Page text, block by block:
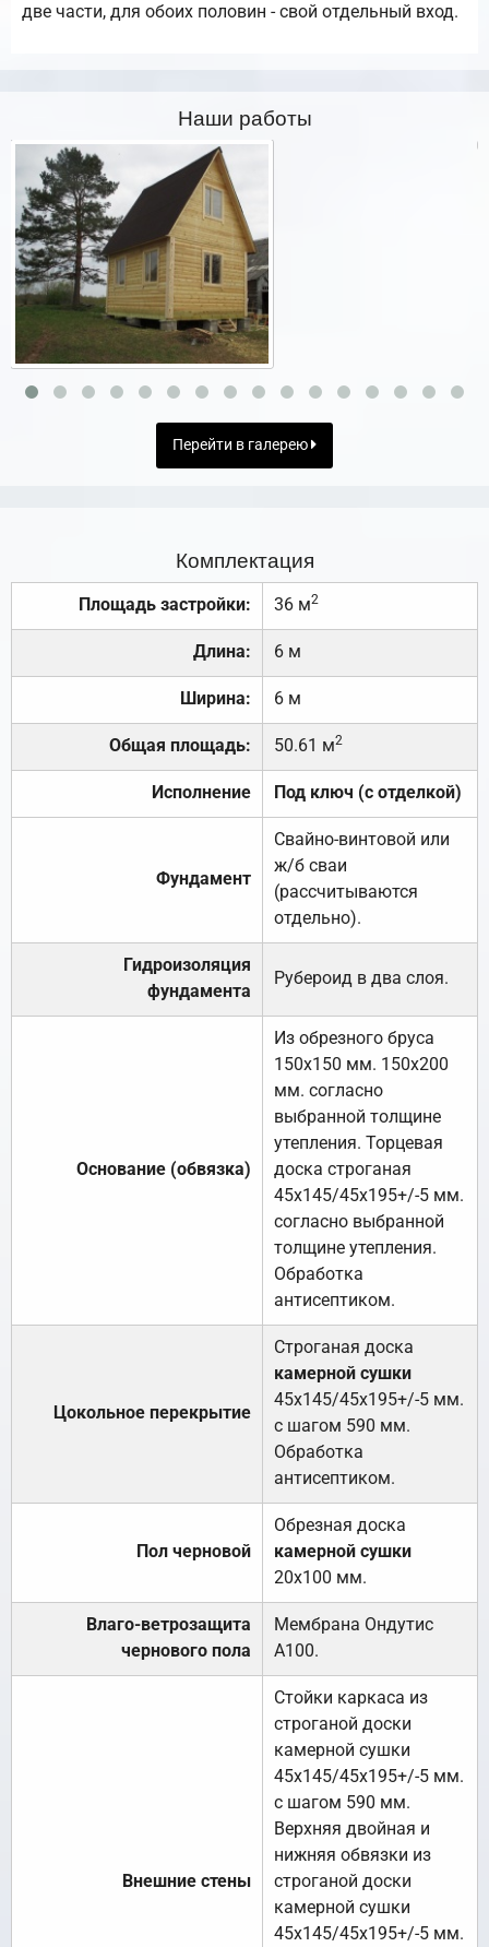
две части, для обоих половин - свой отдельный вход.
Наши работы
Перейти в галерею
Комплектация
Площадь застройки: 36 м2
Длина: 6 м
Ширина: 6 м
Общая площадь: 50.61 м2
Исполнение Под ключ (с отделкой)
Фундамент
Свайно-винтовой или
ж/б сваи
(рассчитываются
отдельно).
Гидроизоляция
фундамента
Рубероид в два слоя.
Основание (обвязка)
Из обрезного бруса
150х150 мм. 150х200
мм. согласно
выбранной толщине
утепления. Торцевая
доска строганая
45х145/45х195+/-5 мм.
согласно выбранной
толщине утепления.
Обработка
антисептиком.
Цокольное перекрытие
Строганая доска
камерной сушки
45х145/45х195+/-5 мм.
с шагом 590 мм.
Обработка
антисептиком.
Пол черновой
Обрезная доска
камерной сушки
20х100 мм.
Влаго-ветрозащита
чернового пола
Мембрана Ондутис
А100.
Внешние стены
Стойки каркаса из
строганой доски
камерной сушки
45х145/45х195+/-5 мм.
с шагом 590 мм.
Верхняя двойная и
нижняя обвязки из
строганой доски
камерной сушки
45х145/45х195+/-5 мм.